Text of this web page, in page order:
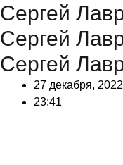
Сергей
Сергей
Сергей
27 декабря, 2022
23:41